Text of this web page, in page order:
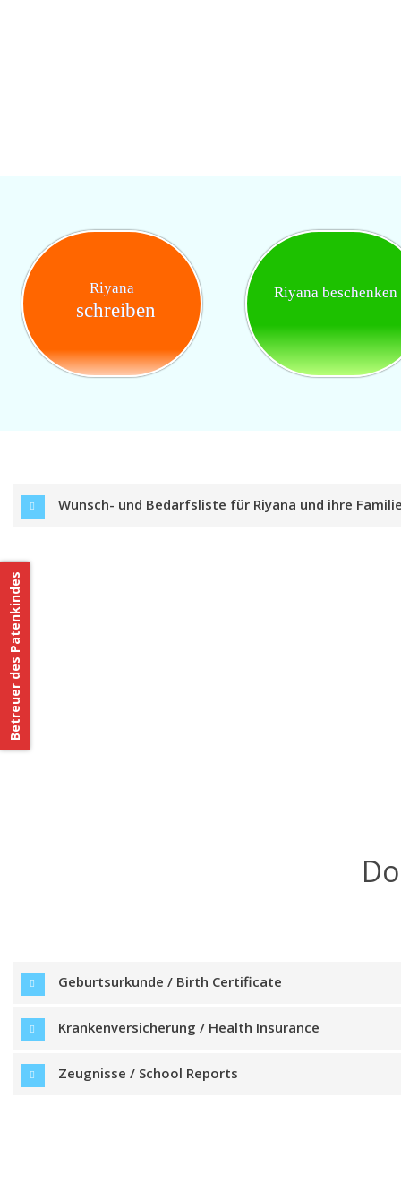
Riyana
schreiben
Riyana beschenken
Wunsch- und Bedarfsliste für Riyana und ihre
Geburtsurkunde / Birth Certificate
Krankenversicherung / Health Insurance
Zeugnisse / School Reports
Betreuer des Patenkindes